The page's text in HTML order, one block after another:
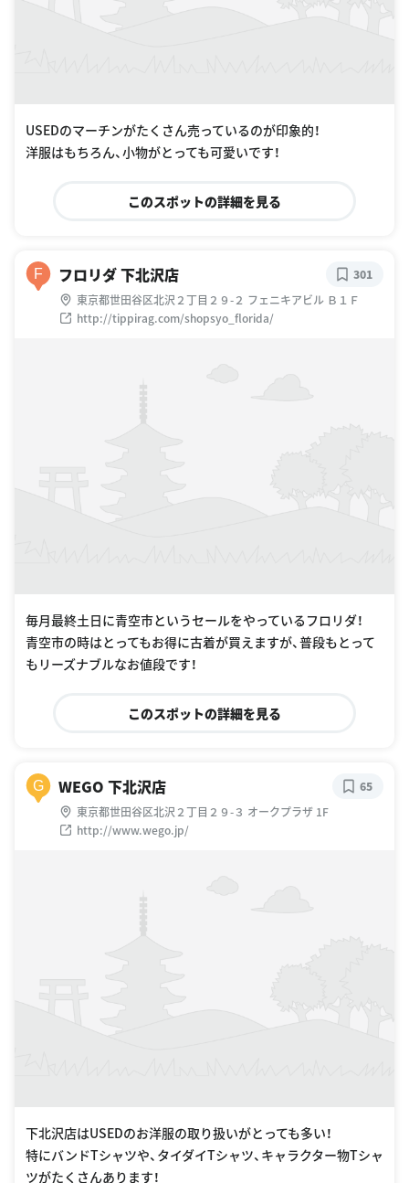
USEDのマーチンがたくさん売っているのが印象的！
洋服はもちろん、小物がとっても可愛いです！
このスポットの詳細を見る
F フロリダ 下北沢店
東京都世田谷区北沢２丁目２９-２ フェニキアビル Ｂ１Ｆ
http://tippirag.com/shopsyo_florida/
301
毎月最終土日に青空市というセールをやっているフロリダ！
青空市の時はとってもお得に古着が買えますが、普段もとって
もリーズナブルなお値段です！
このスポットの詳細を見る
G WEGO 下北沢店
東京都世田谷区北沢２丁目２９-３ オークプラザ 1F
http://www.wego.jp/
65
下北沢店はUSEDのお洋服の取り扱いがとっても多い！
特にバンドTシャツや、タイダイTシャツ、キャラクター物Tシャ
ツがたくさんあります！